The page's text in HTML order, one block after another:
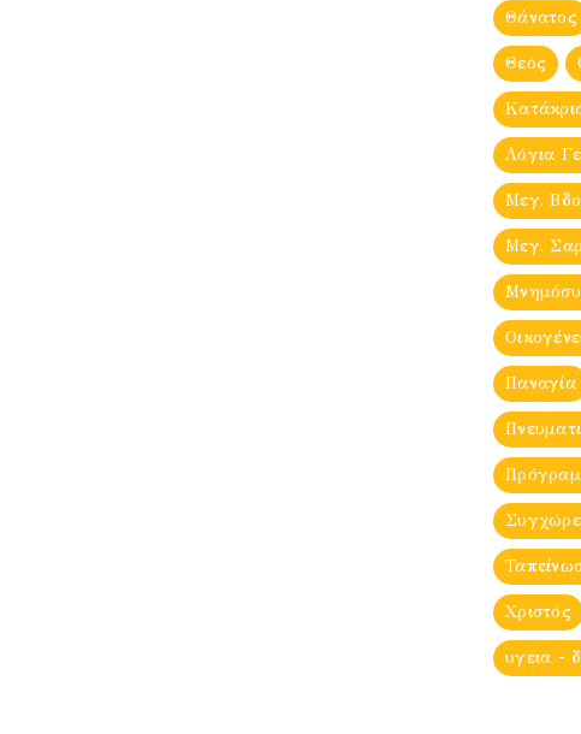
Θάνατος
Θεός
Λόγια
Μεγ.
Μεγ.
Παναγία
Χριστός
υγεια -